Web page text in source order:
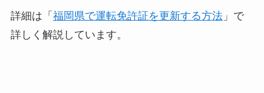
詳細は「 福岡県で運転免許証を更新する方法」で
詳しく解説しています。